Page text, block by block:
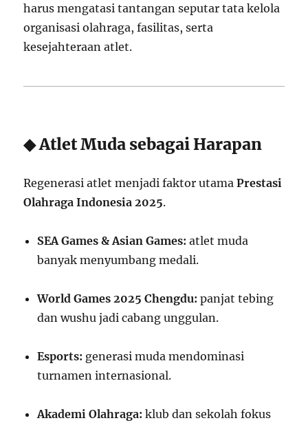
harus mengatasi tantangan seputar tata kelola
organisasi olahraga, fasilitas, serta
kesejahteraan atlet.
◆ Atlet Muda sebagai Harapan
Regenerasi atlet menjadi faktor utamaPrestasi
Olahraga Indonesia 2025.
SEA Games & Asian Games: atlet muda
banyak menyumbang medali.
World Games 2025 Chengdu: panjat tebing
dan wushu jadi cabang unggulan.
Esports: generasi muda mendominasi
turnamen internasional.
Akademi Olahraga: klub dan sekolah fokus